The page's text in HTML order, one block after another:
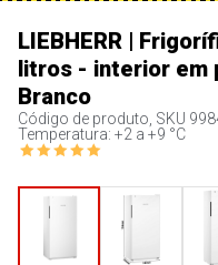
LIEBHERR |
litros - interior em
Branco
Código de produto, SKU
Temperatura: +2 a +9 °C